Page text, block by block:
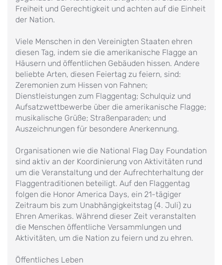
Freiheit und Gerechtigkeit und achten auf die Einheit
der Nation.
Viele Menschen in den Vereinigten Staaten ehren
diesen Tag, indem sie die amerikanische Flagge an
Häusern und öffentlichen Gebäuden hissen. Andere
beliebte Arten, diesen Feiertag zu feiern, sind:
Zeremonien zum Hissen von Fahnen;
Dienstleistungen zum Flaggentag; Schulquiz und
Aufsatzwettbewerbe über die amerikanische Flagge;
musikalische Grüße; Straßenparaden; und
Auszeichnungen für besondere Anerkennung.
Organisationen wie die National Flag Day Foundation
sind aktiv an der Koordinierung von Aktivitäten rund
um die Veranstaltung und der Aufrechterhaltung der
Flaggentraditionen beteiligt. Auf den Flaggentag
folgen die Honor America Days, ein 21-tägiger
Zeitraum bis zum Unabhängigkeitstag (4. Juli) zu
Ehren Amerikas. Während dieser Zeit veranstalten
die Menschen öffentliche Versammlungen und
Aktivitäten, um die Nation zu feiern und zu ehren.
Öffentliches Leben